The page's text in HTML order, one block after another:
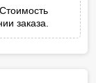
заказа.